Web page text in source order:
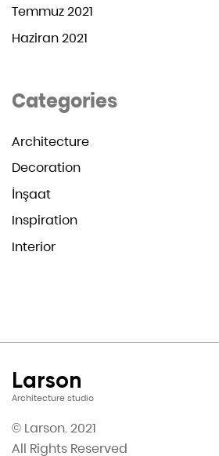
Temmuz 2021
Haziran 2021
Categories
Architecture
Decoration
İnşaat
Inspiration
Interior
Larson
Architecture studio
© Larson. 2021
All Rights Reserved